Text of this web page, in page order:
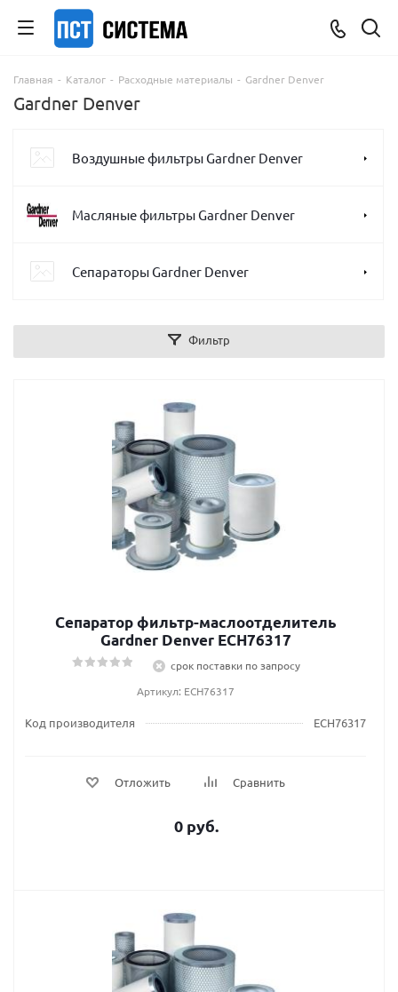
Главная - Каталог - Расходные материалы - Gardner Denver
Gardner Denver
Воздушные фильтры Gardner Denver
Масляные фильтры Gardner Denver
Сепараторы Gardner Denver
Фильтр
Сепаратор фильтр-маслоотделитель
Gardner Denver ECH76317
срок поставки по запросу
Артикул: ECH76317
Код производителя ECH76317
Отложить Сравнить
0 руб.